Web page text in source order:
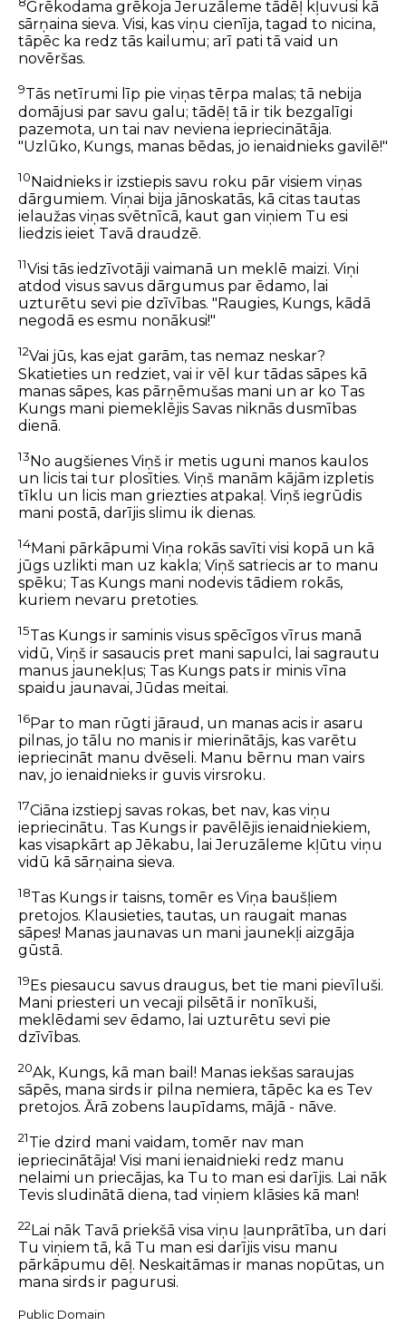
Grēkodama grēkoja Jeruzāleme tādēļ kļuvusi kā
sārņaina sieva. Visi, kas viņu cienīja, tagad to nicina,
tāpēc ka redz tās kailumu; arī pati tā vaid un
novēršas.
9Tās netīrumi līp pie viņas tērpa malas; tā nebija
domājusi par savu galu; tādēļ tā ir tik bezgalīgi
pazemota, un tai nav neviena iepriecinātāja.
"Uzlūko, Kungs, manas bēdas, jo ienaidnieks gavilē!"
10Naidnieks ir izstiepis savu roku pār visiem viņas
dārgumiem. Viņai bija jānoskatās, kā citas tautas
ielaužas viņas svētnīcā, kaut gan viņiem Tu esi
liedzis ieiet Tavā draudzē.
11Visi tās iedzīvotāji vaimanā un meklē maizi. Viņi
atdod visus savus dārgumus par ēdamo, lai
uzturētu sevi pie dzīvības. "Raugies, Kungs, kādā
negodā es esmu nonākusi!"
12Vai jūs, kas ejat garām, tas nemaz neskar?
Skatieties un redziet, vai ir vēl kur tādas sāpes kā
manas sāpes, kas pārņēmušas mani un ar ko Tas
Kungs mani piemeklējis Savas niknās dusmības
dienā.
13No augšienes Viņš ir metis uguni manos kaulos
un licis tai tur plosīties. Viņš manām kājām izpletis
tīklu un licis man griezties atpakaļ. Viņš iegrūdis
mani postā, darījis slimu ik dienas.
14Mani pārkāpumi Viņa rokās savīti visi kopā un kā
jūgs uzlikti man uz kakla; Viņš satriecis ar to manu
spēku; Tas Kungs mani nodevis tādiem rokās,
kuriem nevaru pretoties.
15Tas Kungs ir saminis visus spēcīgos vīrus manā
vidū, Viņš ir sasaucis pret mani sapulci, lai sagrautu
manus jaunekļus; Tas Kungs pats ir minis vīna
spaidu jaunavai, Jūdas meitai.
16Par to man rūgti jāraud, un manas acis ir asaru
pilnas, jo tālu no manis ir mierinātājs, kas varētu
iepriecināt manu dvēseli. Manu bērnu man vairs
nav, jo ienaidnieks ir guvis virsroku.
17Ciāna izstiepj savas rokas, bet nav, kas viņu
iepriecinātu. Tas Kungs ir pavēlējis ienaidniekiem,
kas visapkārt ap Jēkabu, lai Jeruzāleme kļūtu viņu
vidū kā sārņaina sieva.
18Tas Kungs ir taisns, tomēr es Viņa baušļiem
pretojos. Klausieties, tautas, un raugait manas
sāpes! Manas jaunavas un mani jaunekļi aizgāja
gūstā.
19Es piesaucu savus draugus, bet tie mani pievīluši.
Mani priesteri un vecaji pilsētā ir nonīkuši,
meklēdami sev ēdamo, lai uzturētu sevi pie
dzīvības.
20Ak, Kungs, kā man bail! Manas iekšas saraujas
sāpēs, mana sirds ir pilna nemiera, tāpēc ka es Tev
pretojos. Ārā zobens laupīdams, mājā - nāve.
21Tie dzird mani vaidam, tomēr nav man
iepriecinātāja! Visi mani ienaidnieki redz manu
nelaimi un priecājas, ka Tu to man esi darījis. Lai nāk
Tevis sludinātā diena, tad viņiem klāsies kā man!
22Lai nāk Tavā priekšā visa viņu ļaunprātība, un dari
Tu viņiem tā, kā Tu man esi darījis visu manu
pārkāpumu dēļ. Neskaitāmas ir manas nopūtas, un
mana sirds ir pagurusi.
Public Domain